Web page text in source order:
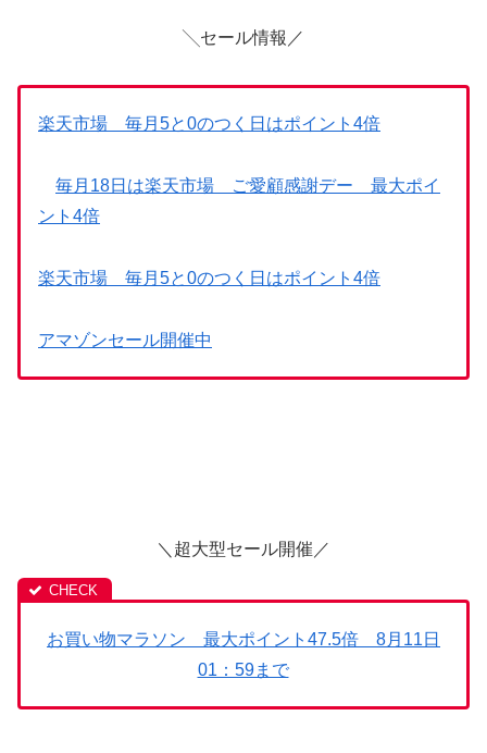
╲セール情報／
楽天市場 毎月5と0のつく日はポイント4倍
毎月18日は楽天市場 ご愛顧感謝デー 最大ポイ
ント4倍
楽天市場 毎月5と0のつく日はポイント4倍
アマゾンセール開催中
＼超大型セール開催／
お買い物マラソン 最大ポイント47.5倍 8月11日
01：59まで